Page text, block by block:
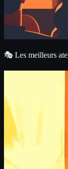
🎭 Les meilleurs